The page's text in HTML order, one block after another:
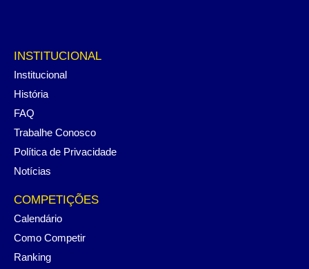
INSTITUCIONAL
Institucional
História
FAQ
Trabalhe Conosco
Política de Privacidade
Notícias
COMPETIÇÕES
Calendário
Como Competir
Ranking